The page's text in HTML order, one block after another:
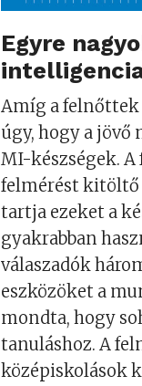
Egyre
Amíg a felnőttek
úgy, hogy a
MI-készségek.
felmérést kitöltő
tartja ezeket a
gyakrabban
válaszadók
eszközöket a
mondta, hogy
tanuláshoz. A
középiskolások